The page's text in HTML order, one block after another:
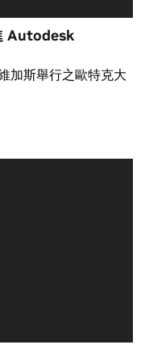
Autodesk
加斯舉行之歐特克大